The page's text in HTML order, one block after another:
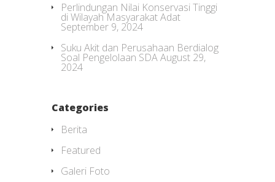
Perlindungan Nilai Konservasi Tinggi
di Wilayah Masyarakat Adat
September 9, 2024
Suku Akit dan Perusahaan Berdialog
Soal Pengelolaan SDAAugust 29,
2024
Categories
Berita
Featured
Galeri Foto